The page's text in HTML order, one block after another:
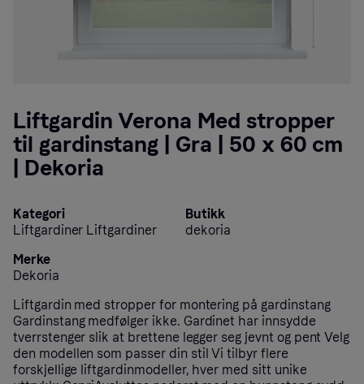
Liftgardin Verona Med stropper
til gardinstang | Gra | 50 x 60 cm
| Dekoria
Kategori
Liftgardiner Liftgardiner
Butikk
dekoria
Merke
Dekoria
Liftgardin med stropper for montering på gardinstang
Gardinstang medfølger ikke. Gardinet har innsydde
tverrstenger slik at brettene legger seg jevnt og pent Velg
den modellen som passer din stil Vi tilbyr flere
forskjellige liftgardinmodeller, hver med sitt unike